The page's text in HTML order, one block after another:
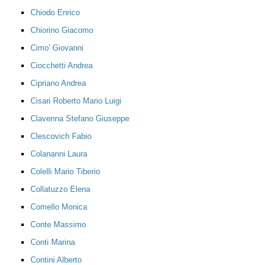
Chiodo Enrico
Chiorino Giacomo
Cimo' Giovanni
Ciocchetti Andrea
Cipriano Andrea
Cisari Roberto Mario Luigi
Clavenna Stefano Giuseppe
Clescovich Fabio
Colananni Laura
Colelli Mario Tiberio
Collatuzzo Elena
Comello Monica
Conte Massimo
Conti Marina
Contini Alberto